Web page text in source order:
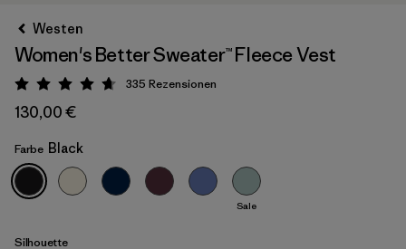
Black
Westen
Women's Better Sweater™ Fleece Vest
Bewertung: 4.7 / 5
335 Rezensionen
130,00 €
Farbe Black
Sale
Silhouette